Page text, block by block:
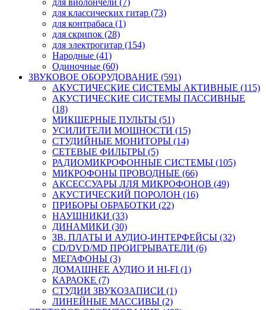
для классических гитар (73)
для контрабаса (1)
для скрипок (28)
для электрогитар (154)
Народные (41)
Одиночные (60)
ЗВУКОВОЕ ОБОРУДОВАНИЕ (591)
АКУСТИЧЕСКИЕ СИСТЕМЫ АКТИВНЫЕ (115)
АКУСТИЧЕСКИЕ СИСТЕМЫ ПАССИВНЫЕ
(18)
МИКШЕРНЫЕ ПУЛЬТЫ (51)
УСИЛИТЕЛИ МОЩНОСТИ (15)
СТУДИЙНЫЕ МОНИТОРЫ (14)
СЕТЕВЫЕ ФИЛЬТРЫ (5)
РАДИОМИКРОФОННЫЕ СИСТЕМЫ (105)
МИКРОФОНЫ ПРОВОДНЫЕ (66)
АКСЕССУАРЫ ЛЛЯ МИКРОФОНОВ (49)
АКУСТИЧЕСКИЙ ПОРОЛОН (16)
ПРИБОРЫ ОБРАБОТКИ (22)
НАУШНИКИ (33)
ДИНАМИКИ (30)
ЗВ. ПЛАТЫ И АУДИО-ИНТЕРФЕЙСЫ (32)
CD/DVD/MD ПРОИГРЫВАТЕЛИ (6)
МЕГАФОНЫ (3)
ДОМАШНЕЕ АУДИО И HI-FI (1)
КАРАОКЕ (7)
СТУДИИ ЗВУКОЗАПИСИ (1)
ЛИНЕЙНЫЕ МАССИВЫ (2)